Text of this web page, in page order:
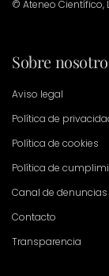
© Ateneo Científico,
Sobre
Aviso legal
Política de
Política de cookies
Política de
Canal de denuncias
Contacto
Transparencia